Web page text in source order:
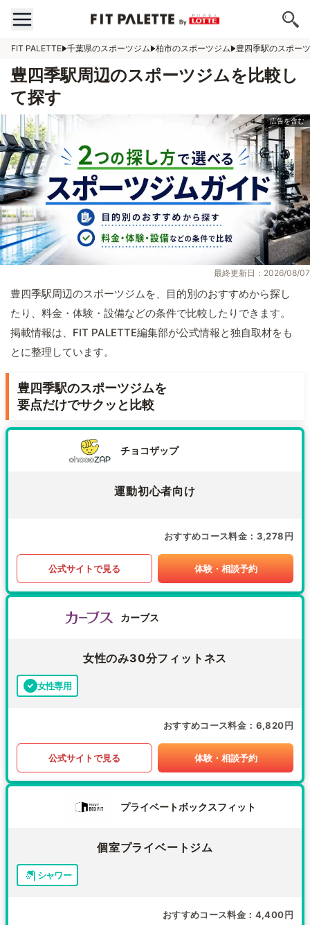
FIT PALETTE 千葉県のスポーツジム 柏市のスポーツジム 豊四季駅のスポー
豊四季駅周辺のスポーツジムを比較し
て探す
最終更新日：2026/08/07
豊四季駅周辺のスポーツジムを、目的別のおすすめから探し
たり、料金・体験・設備などの条件で比較したりできます。
掲載情報は、FIT PALETTE編集部が公式情報と独自取材をも
とに整理しています。
豊四季駅のスポーツジムを
要点だけでサクッと比較
チョコザップ
運動初心者向け
おすすめコース料金 3,278円
公式サイトで見る 体験・相談予約
カーブス
女性のみ30分フィットネス
女性専用
おすすめコース料金 6,820円
公式サイトで見る 体験・相談予約
プライベートボックスフィット
個室プライベートジム
シャワー
おすすめコース料金 4,400円